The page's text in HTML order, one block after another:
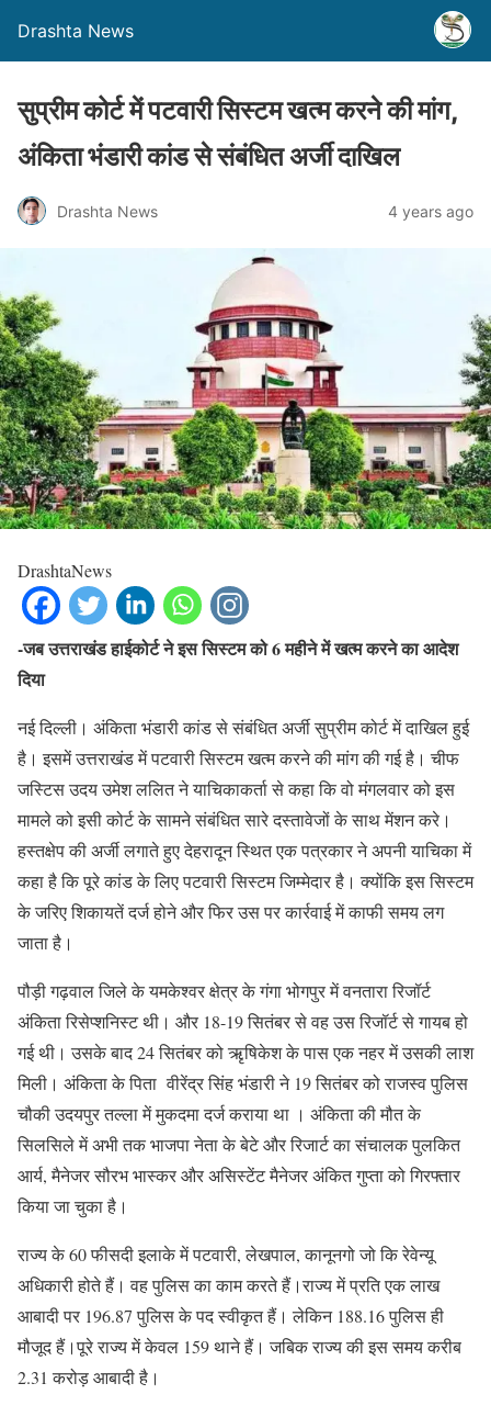
Drashta News
सुप्रीम कोर्ट में पटवारी सिस्टम खत्म करने की मांग,
अंकिता भंडारी कांड से संबंधित अर्जी दाखिल
Drashta News 4 years ago
DrashtaNews
-जब उत्तराखंड हाईकोर्ट ने इस सिस्टम को 6 महीने में खत्म करने का आदेश
दिया
नई दिल्ली। अंकिता भंडारी कांड से संबंधित अर्जी सुप्रीम कोर्ट में दाखिल हुई
है। इसमें उत्तराखंड में पटवारी सिस्टम खत्म करने की मांग की गई है। चीफ
जस्टिस उदय उमेश ललित ने याचिकाकर्ता से कहा कि वो मंगलवार को इस
मामले को इसी कोर्ट के सामने संबंधित सारे दस्तावेजों के साथ मेंशन करे।
हस्तक्षेप की अर्जी लगाते हुए देहरादून स्थित एक पत्रकार ने अपनी याचिका में
कहा है कि पूरे कांड के लिए पटवारी सिस्टम जिम्मेदार है। क्योंकि इस सिस्टम
के जरिए शिकायतें दर्ज होने और फिर उस पर कार्रवाई में काफी समय लग
जाता है।
पौड़ी गढ़वाल जिले के यमकेश्वर क्षेत्र के गंगा भोगपुर में वनतारा रिजॉर्ट
अंकिता रिसेप्शनिस्ट थी। और 18-19 सितंबर से वह उस रिजॉर्ट से गायब हो
गई थी। उसके बाद 24 सितंबर को ऋृषिकेश के पास एक नहर में उसकी लाश
मिली। अंकिता के पिता वीरेंद्र सिंह भंडारी ने 19 सितंबर को राजस्व पुलिस
चौकी उदयपुर तल्ला में मुकदमा दर्ज कराया था । अंकिता की मौत के
सिलसिले में अभी तक भाजपा नेता के बेटे और रिजार्ट का संचालक पुलकित
आर्य, मैनेजर सौरभ भास्कर और असिस्टेंट मैनेजर अंकित गुप्ता को गिरफ्तार
किया जा चुका है।
राज्य के 60 फीसदी इलाके में पटवारी, लेखपाल, कानूनगो जो कि रेवेन्यू
अधिकारी होते हैं। वह पुलिस का काम करते हैं।राज्य में प्रति एक लाख
आबादी पर 196.87 पुलिस के पद स्वीकृत हैं। लेकिन 188.16 पुलिस ही
मौजूद हैं।पूरे राज्य में केवल 159 थाने हैं। जबिक राज्य की इस समय करीब
2.31 करोड़ आबादी है।